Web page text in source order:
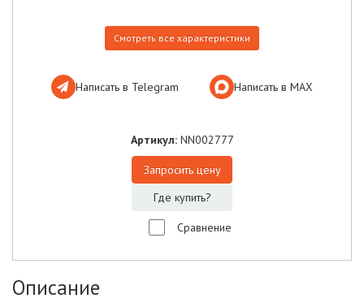
Смотреть все характеристики
Написать в Telegram Написать в МАХ
Артикул: NN002777
Запросить цену
Где купить?
Сравнение
Описание